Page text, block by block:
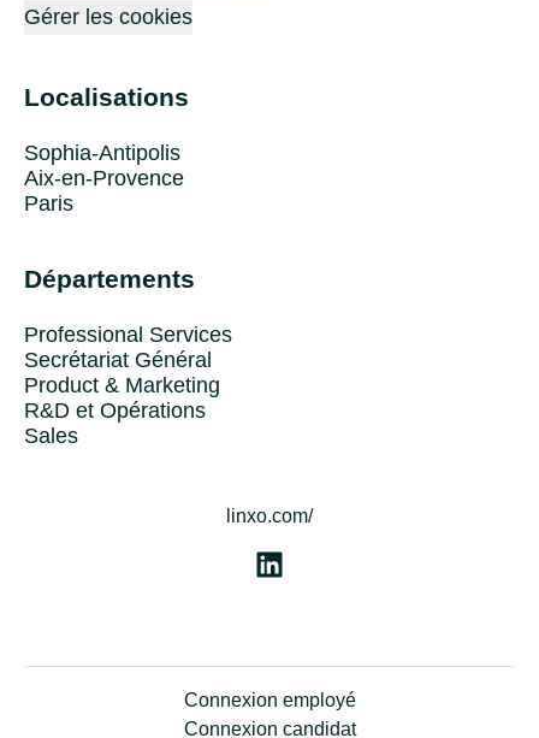
Gérer les cookies
Localisations
Sophia-Antipolis
Aix-en-Provence
Paris
Départements
Professional Services
Secrétariat Général
Product & Marketing
R&D et Opérations
Sales
linxo.com/
Connexion employé
Connexion candidat